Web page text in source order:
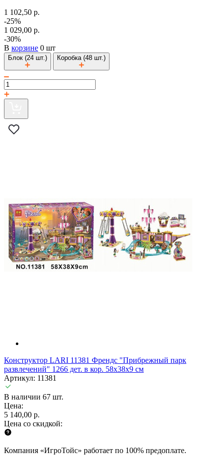
1 102,50 р.
-25%
1 029,00 р.
-30%
В корзине 0 шт
Блок (24 шт.) Коробка (48 шт.)
Конструктор LARI 11381 Френдс "Прибрежный парк
развлечений" 1266 дет. в кор. 58х38х9 см
Артикул: 11381
В наличии 67 шт.
Цена:
5 140,00 р.
Цена со скидкой:
Компания «ИгроТойс» работает по 100% предоплате.